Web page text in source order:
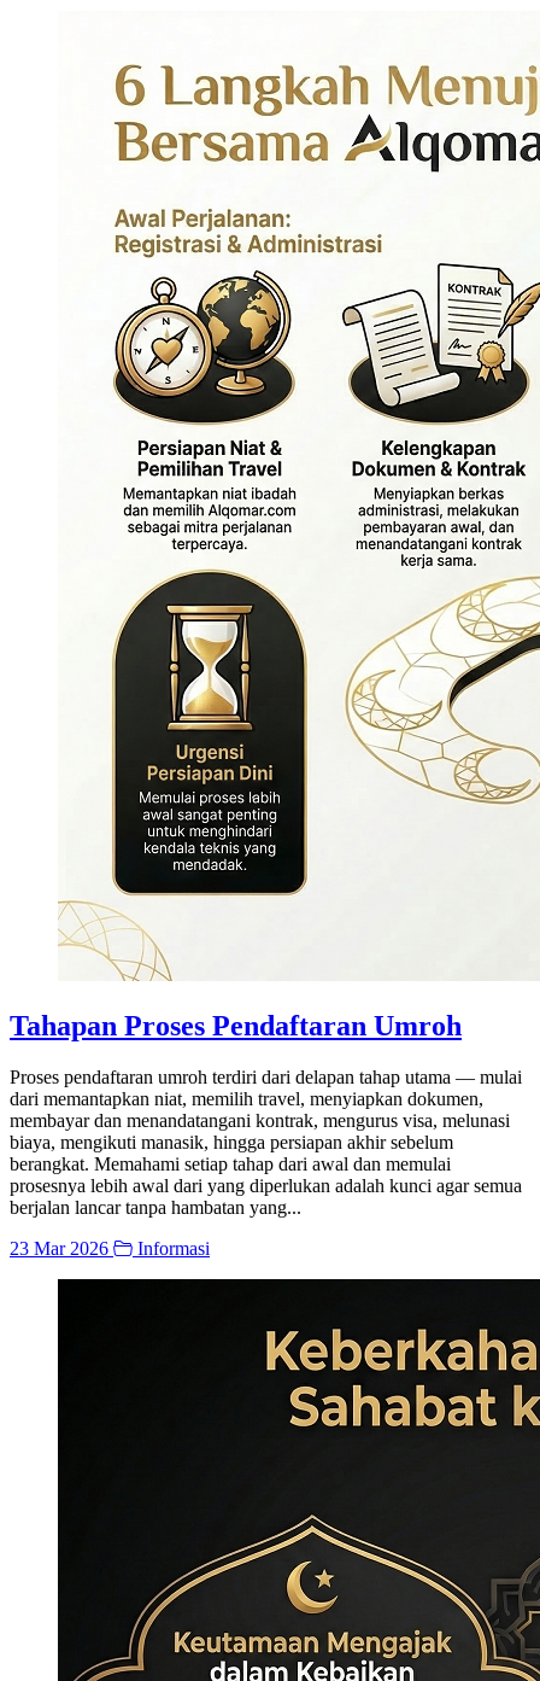
Tahapan Proses Pendaftaran Umroh
Proses pendaftaran umroh terdiri dari delapan tahap utama — mulai
dari memantapkan niat, memilih travel, menyiapkan dokumen,
membayar dan menandatangani kontrak, mengurus visa, melunasi
biaya, mengikuti manasik, hingga persiapan akhir sebelum
berangkat. Memahami setiap tahap dari awal dan memulai
prosesnya lebih awal dari yang diperlukan adalah kunci agar semua
berjalan lancar tanpa hambatan yang...
23 Mar 2026
Informasi